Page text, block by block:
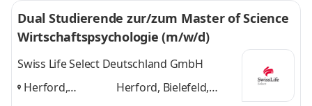
Dual Studierende zur/zum Master of Science
Wirtschaftspsychologie (m/w/d)
Swiss Life Select Deutschland GmbH
Herford,
Herford, Bielefeld,